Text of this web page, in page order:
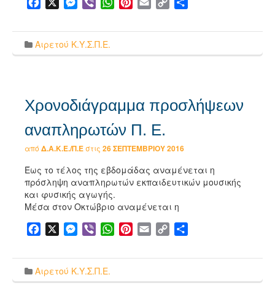
Αιρετού Κ.Υ.Σ.Π.Ε.
Χρονοδιάγραμμα προσλήψεων
αναπληρωτών Π. Ε.
από Δ.Α.Κ.Ε./Π.Εστις 26 ΣΕΠΤΕΜΒΡΊΟΥ 2016
Έως το τέλος της εβδομάδας αναμένεται η
πρόσληψη αναπληρωτών εκπαιδευτικών μουσικής
και φυσικής αγωγής.
Μέσα στον Οκτώβριο αναμένεται η
Facebook Messenger
Viber WhatsApp
Pinterest
Email Copy
Αιρετού Κ.Υ.Σ.Π.Ε.